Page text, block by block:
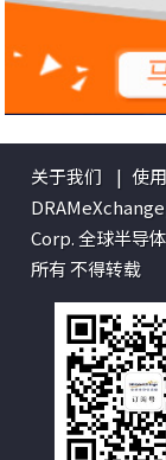
关于我们 | 使
Corp. 全球半导
所有 不得转载